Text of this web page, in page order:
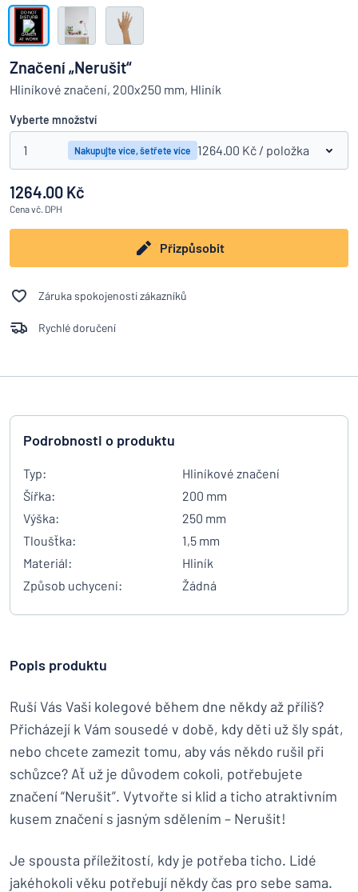
Nenacházíte, co hledáte? Začněte navrhovat
Zobrazit všechny kategorie
Vyžádat
nabídku
Přihlášení
Služby
zákazníkům
Jednotlivec / Podnik
Značení „Nerušit“
Hliníkové značení, 200x250 mm, Hliník
Vyberte množství
1 Nakupujte více, šetřete více 1264.00 Kč / položka
1264.00 Kč
Cenavč. DPH
Přizpůsobit
Záruka spokojenosti zákazníků
Rychlé doručení
Podrobnosti o produktu
Typ:
Hliníkové značení
Šířka:
200 mm
Výška:
250 mm
Tloušťka:
1,5 mm
Materiál:
Hliník
Způsob uchycení:
Žádná
Popis produktu
Ruší Vás Vaši kolegové během dne někdy až příliš?
Přicházejí k Vám sousedé v době, kdy děti už šly spát,
nebo chcete zamezit tomu, aby vás někdo rušil při
schůzce? Ať už je důvodem cokoli, potřebujete
značení “Nerušit”. Vytvořte si klid a ticho atraktivním
kusem značení s jasným sdělením – Nerušit!
Je spousta příležitostí, kdy je potřeba ticho. Lidé
jakéhokoli věku potřebují někdy čas pro sebe sama.